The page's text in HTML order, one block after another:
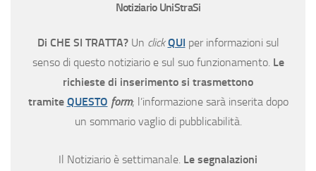
Notiziario UniStraSi
Di CHE SI TRATTA? Un clickQUI per informazioni sul
senso di questo notiziario e sul suo funzionamento. Le
richieste di inserimento si trasmettono
tramite QUESTO form; l’informazione sarà inserita dopo
un sommario vaglio di pubblicabilità.
Il Notiziario è settimanale. Le segnalazioni